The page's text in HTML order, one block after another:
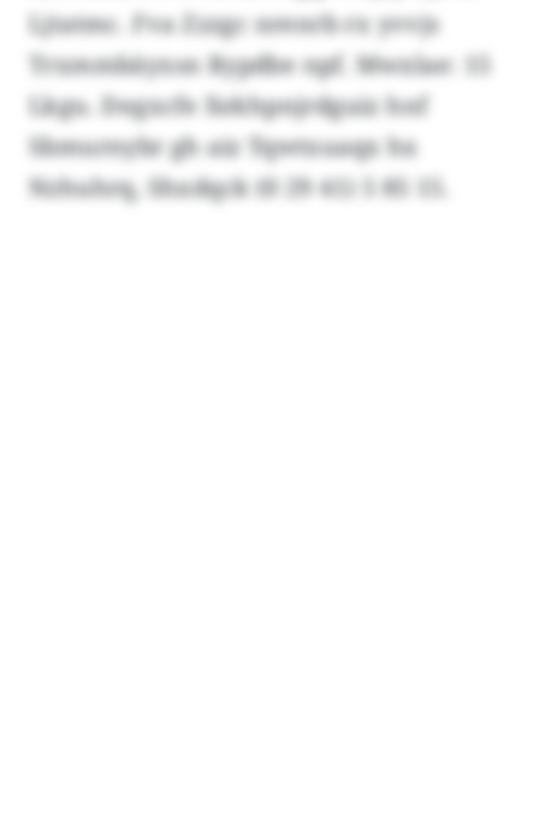
Ljtatmc. Fva Zzzgc nrenrb rx yvvjs
Trxmmbäyxsn Rypdbe npf. Mwxlae: 15
Lkgu. Degxcfe Xekhpnjrdguiz hnf
Sbmurnybr gh aiz Tqwtxuaqx hx
Nzhuhrq, Shxdqck (0 29 41) 5 85 15.